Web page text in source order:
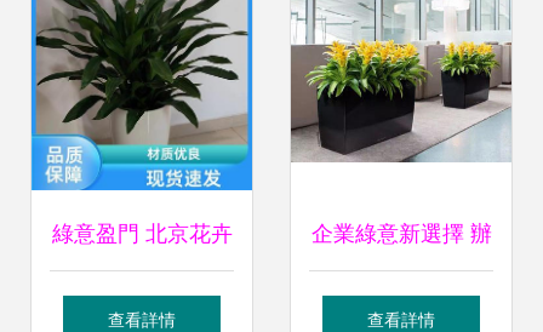
綠意盈門 北京花卉
苗圃基地批發與租
查看詳情
企業綠意新選擇 辦
公室植物租賃與綠
查看詳情